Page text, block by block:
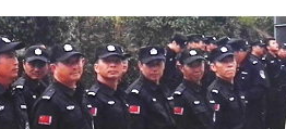
保安服务
门卫服务
巡逻服务
服务案例